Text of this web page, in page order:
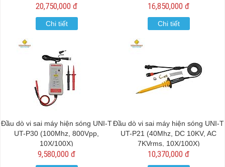
20,750,000 đ
Chi tiết
16,850,000 đ
Chi tiết
Đầu dò vi sai máy hiện sóng UNI-T
UT-P30 (100Mhz, 800Vpp,
10X/100X)
9,580,000 đ
Đầu dò vi sai máy hiện sóng UNI-T
UT-P21 (40Mhz, DC 10KV, AC
7KVrms, 10X/100X)
10,370,000 đ